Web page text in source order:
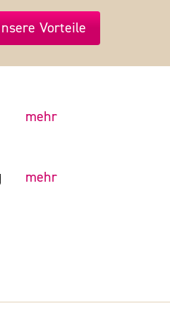
Vorteile
mehr
mehr